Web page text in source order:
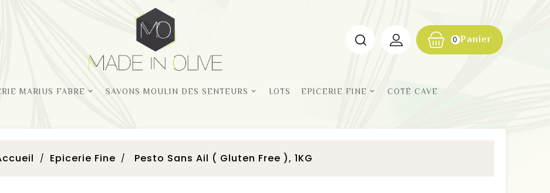
Panier
0
MARIUS FABRE SAVONS MOULIN DES SENTEURS LOTS EPICERIE FINE COTÉ CAVE
Epicerie Fine Pesto Sans Ail ( Gluten Free ), 1KG